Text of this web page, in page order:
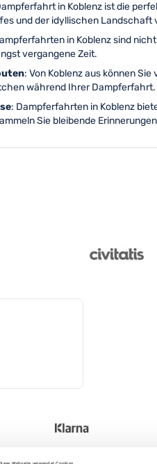
Webseite verwendet Cookies
in Koblenz ist die
und der idyllischen Landschaft
in Koblenz sind
vergangene Zeit.
: Von Koblenz aus können
während Ihrer Dampferfahrt.
: Dampferfahrten in Koblenz
Sie bleibende